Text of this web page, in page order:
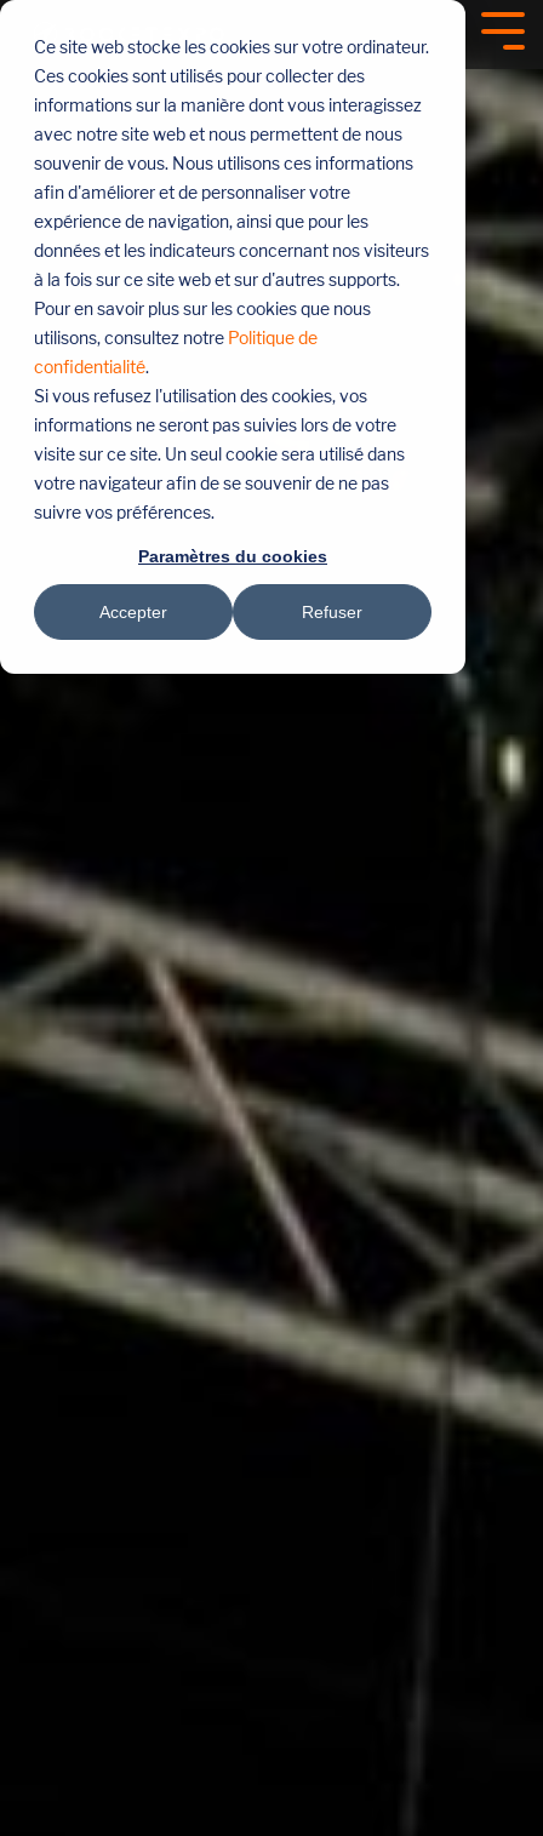
Ce site web stocke les cookies sur votre ordinateur.
Ces cookies sont utilisés pour collecter des
informations sur la manière dont vous interagissez
avec notre site web et nous permettent de nous
souvenir de vous. Nous utilisons ces informations
afin d'améliorer et de personnaliser votre
expérience de navigation, ainsi que pour les
données et les indicateurs concernant nos visiteurs
à la fois sur ce site web et sur d'autres supports.
Pour en savoir plus sur les cookies que nous
utilisons, consultez notre Politique de
confidentialité.
Si vous refusez l'utilisation des cookies, vos
informations ne seront pas suivies lors de votre
visite sur ce site. Un seul cookie sera utilisé dans
votre navigateur afin de se souvenir de ne pas
suivre vos préférences.
Paramètres du cookies
Accepter Refuser
Sauter
menu